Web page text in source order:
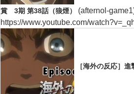
賞 3期 第38話（狼煙） (afternol-
https://www.youtube.com/
［海外の反応］